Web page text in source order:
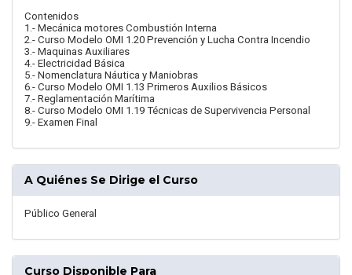
Contenidos
1.- Mecánica motores Combustión Interna
2.- Curso Modelo OMI 1.20 Prevención y Lucha Contra Incendio
3.- Maquinas Auxiliares
4.- Electricidad Básica
5.- Nomenclatura Náutica y Maniobras
6.- Curso Modelo OMI 1.13 Primeros Auxilios Básicos
7.- Reglamentación Marítima
8.- Curso Modelo OMI 1.19 Técnicas de Supervivencia Personal
9.- Examen Final
A Quiénes Se Dirige el Curso
Público General
Curso Disponible Para